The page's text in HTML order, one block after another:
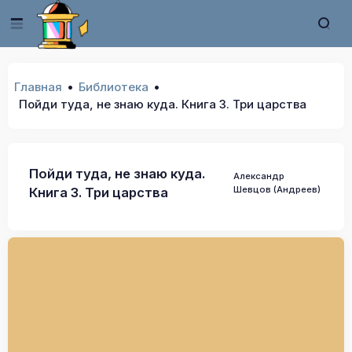
Главная
Библиотека
Пойди туда, не знаю куда. Книга 3. Три царства
Пойди туда, не знаю куда.
Книга 3. Три царства
Александр
Шевцов (Андреев)